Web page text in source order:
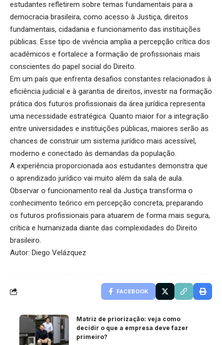
estudantes refletirem sobre temas fundamentais para a
democracia brasileira, como acesso à Justiça, direitos
fundamentais, cidadania e funcionamento das instituições
públicas. Esse tipo de vivência amplia a percepção crítica dos
acadêmicos e fortalece a formação de profissionais mais
conscientes do papel social do Direito.
Em um país que enfrenta desafios constantes relacionados à
eficiência judicial e à garantia de direitos, investir na formação
prática dos futuros profissionais da área jurídica representa
uma necessidade estratégica. Quanto maior for a integração
entre universidades e instituições públicas, maiores serão as
chances de construir um sistema jurídico mais acessível,
moderno e conectado às demandas da população.
A experiência proporcionada aos estudantes demonstra que
o aprendizado jurídico vai muito além da sala de aula.
Observar o funcionamento real da Justiça transforma o
conhecimento teórico em percepção concreta, preparando
os futuros profissionais para atuarem de forma mais segura,
crítica e humanizada diante das complexidades do Direito
brasileiro.
Autor: Diego Velázquez
FACEBOOK
Matriz de priorização: veja como
decidir o que a empresa deve fazer
primeiro?